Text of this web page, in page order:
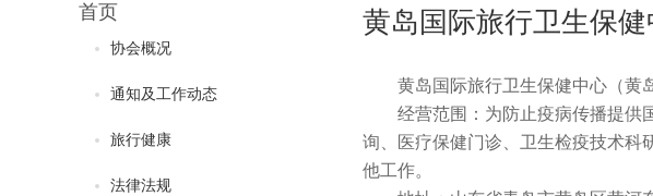
首页
协会概况
通知及工作动态
旅行健康
法律法规
黄岛国际旅行卫生保健
黄岛国际旅行卫生保健中心（黄
经营范围：为防止疫病传播提供
询、医疗保健门诊、卫生检疫技术科
他工作。